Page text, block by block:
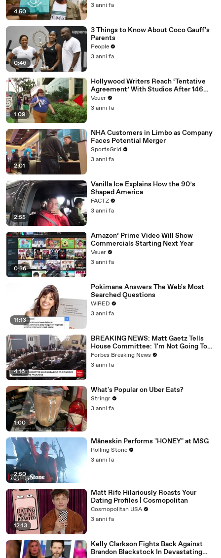
4:50
3 anni fa
0:46
3 Things to Know About Coco Gauff's
Parents
People
3 anni fa
1:09
Hollywood Writers Reach ‘Tentative
Agreement’ With Studios After 146
Day Strike
Veuer
3 anni fa
2:01
NHA Customers in Limbo as Company
Faces Potential Merger
SportsGrid
3 anni fa
2:55
Vanilla Ice Explains How the 90’s
Shaped America
FACTZ
3 anni fa
0:36
Amazon’ Prime Video Will Show
Commercials Starting Next Year
Veuer
3 anni fa
11:13
Pokimane Answers The Web's Most
Searched Questions
WIRED
3 anni fa
4:16
BREAKING NEWS: Matt Gaetz Tells
House Committee: 'I'm Not Going To
Vote For A Continuing Resolution'
Forbes Breaking News
3 anni fa
1:00
What's Popular on Uber Eats?
Stringr
3 anni fa
2:50
Måneskin Performs "HONEY" at MSG
Rolling Stone
3 anni fa
12:13
Matt Rife Hilariously Roasts Your
Dating Profiles | Cosmopolitan
Cosmopolitan USA
3 anni fa
Kelly Clarkson Fights Back Against
Brandon Blackstock In Devastating